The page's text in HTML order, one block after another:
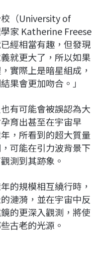
（University of
家 Katherine Freese
經相當有趣，但發現
就更大了，所以如果
實際上是暗星組成，
果會更加吻合。」
有可能會被誤認為大
育出甚至在宇宙早
，所看到的超大質量
可能在引力波背景下
測到其跡象。
的規模相互繞行時，
漣漪，並在宇宙中反
的更深入觀測，將使
古老的光源。